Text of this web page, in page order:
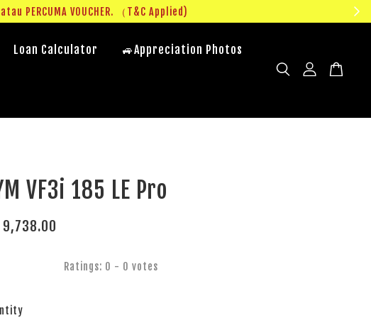
PERCUMA VOUCHER. （T&C Applied)
Loan Calculator 🚙Appreciation Photos
VF3i 185 LE Pro
9,738.00
Ratings: 0 - 0 votes